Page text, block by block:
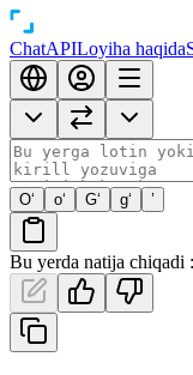
ChatAPILoyiha haqida
O‘ o‘ G‘ g‘ ’
Bu yerda natija chiqadi